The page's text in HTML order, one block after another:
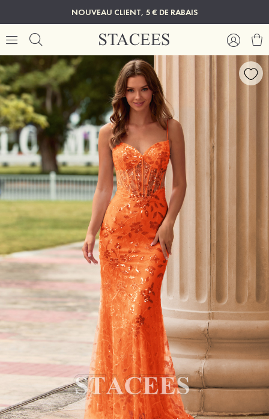
NOUVEAU CLIENT, 5 € DE RABAIS